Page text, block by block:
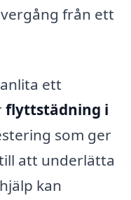
från ett
ett
flyttstädning i
som ger
att underlätta
kan